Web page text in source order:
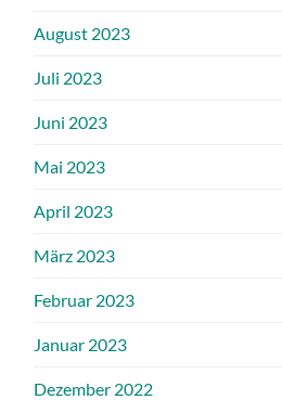
August 2023
Juli 2023
Juni 2023
Mai 2023
April 2023
März 2023
Februar 2023
Januar 2023
Dezember 2022